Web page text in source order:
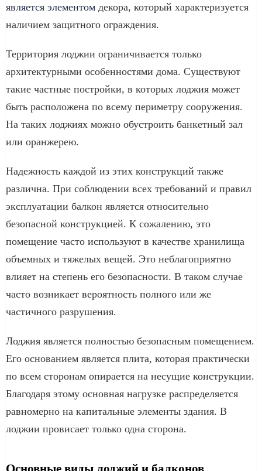
является элементом декора, который характеризуется
наличием защитного ограждения.
Территория лоджии ограничивается только
архитектурными особенностями дома. Существуют
такие частные постройки, в которых лоджия может
быть расположена по всему периметру сооружения.
На таких лоджиях можно обустроить банкетный зал
или оранжерею.
Надежность каждой из этих конструкций также
различна. При соблюдении всех требований и правил
эксплуатации балкон является относительно
безопасной конструкцией. К сожалению, это
помещение часто используют в качестве хранилища
объемных и тяжелых вещей. Это неблагоприятно
влияет на степень его безопасности. В таком случае
часто возникает вероятность полного или же
частичного разрушения.
Лоджия является полностью безопасным помещением.
Его основанием является плита, которая практически
по всем сторонам опирается на несущие конструкции.
Благодаря этому основная нагрузке распределяется
равномерно на капитальные элементы здания. В
лоджии провисает только одна сторона.